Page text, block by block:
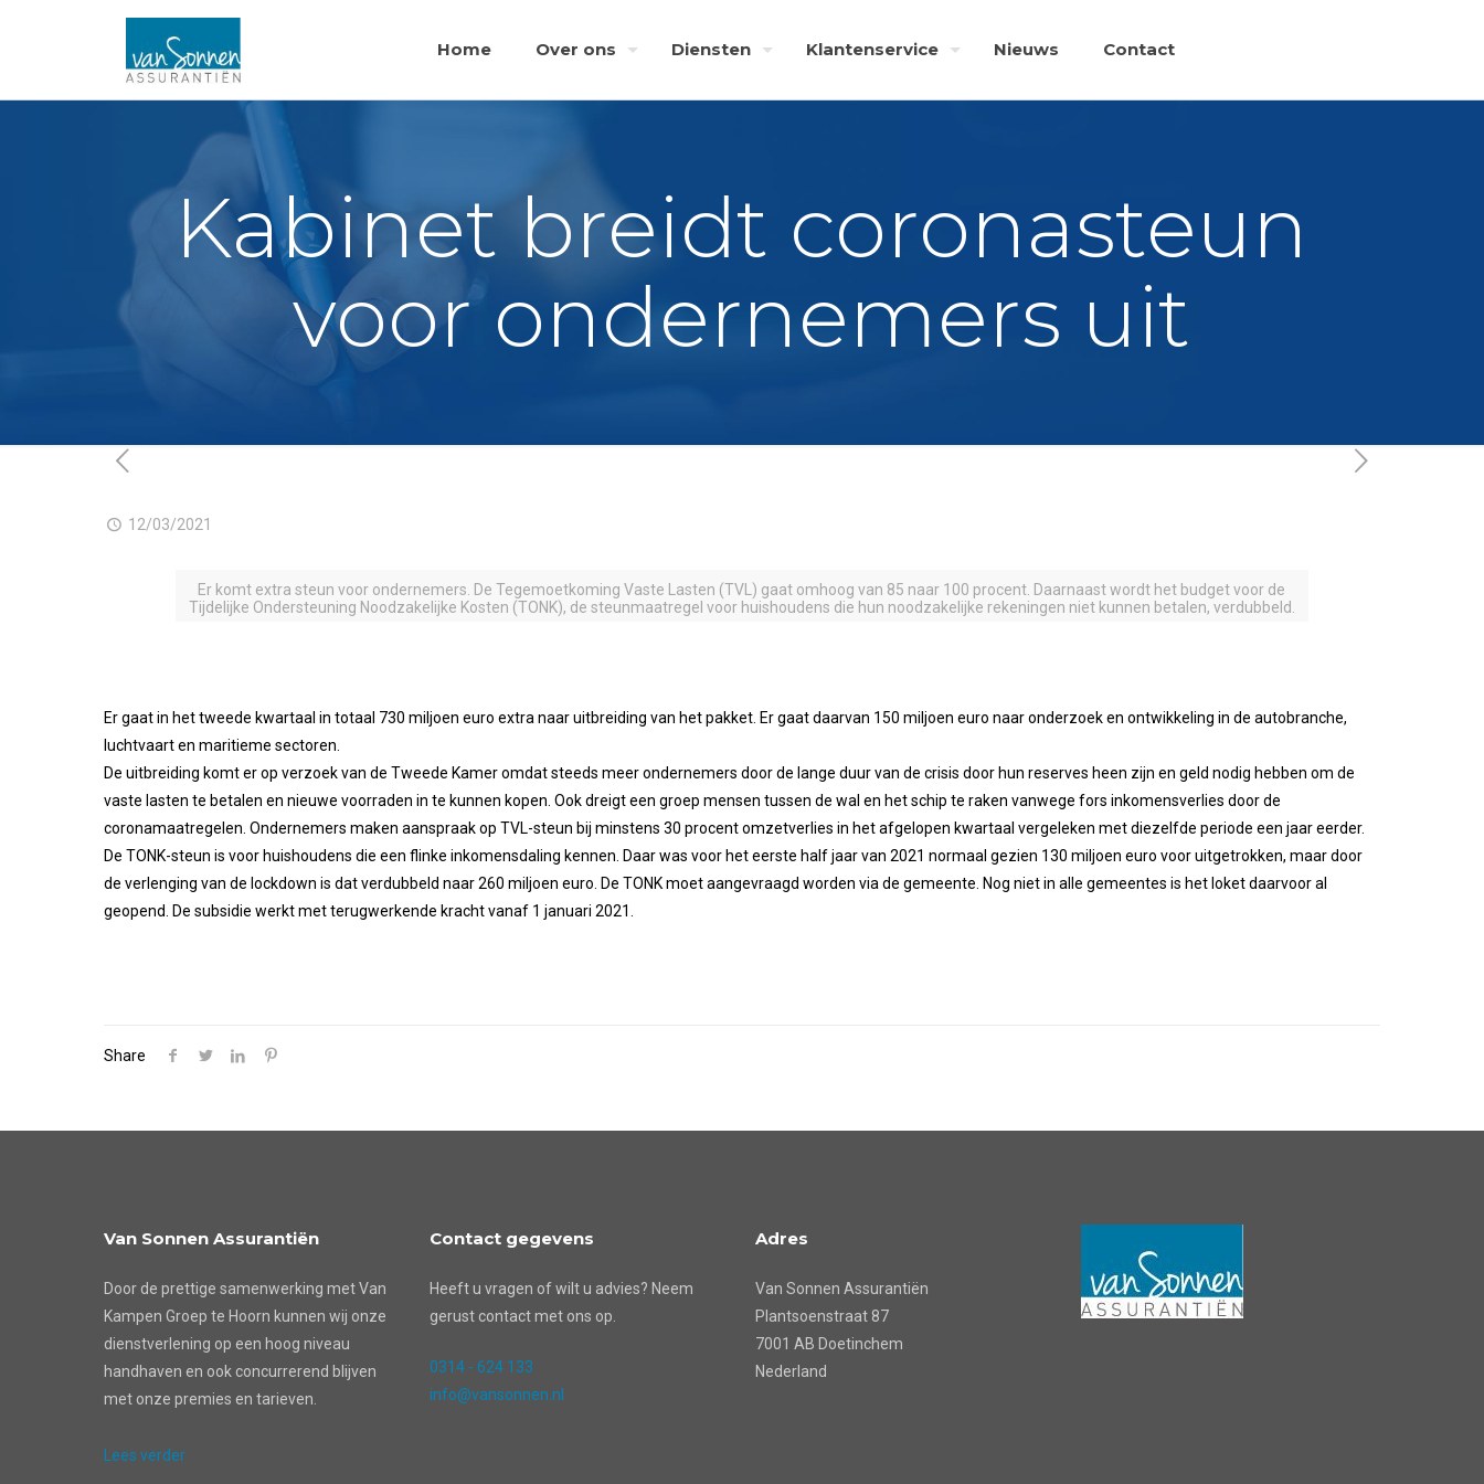
Home Over ons Diensten Klantenservice Nieuws Contact
Kabinet breidt coronasteun
voor ondernemers uit
12/03/2021
Er komt extra steun voor ondernemers. De Tegemoetkoming Vaste Lasten (TVL) gaat omhoog van 85 naar 100 procent. Daarnaast wordt het budget voor de
Tijdelijke Ondersteuning Noodzakelijke Kosten (TONK), de steunmaatregel voor huishoudens die hun noodzakelijke rekeningen niet kunnen betalen, verdubbeld.
Er gaat in het tweede kwartaal in totaal 730 miljoen euro extra naar uitbreiding van het pakket. Er gaat daarvan 150 miljoen euro naar onderzoek en ontwikkeling in de autobranche,
luchtvaart en maritieme sectoren.
De uitbreiding komt er op verzoek van de Tweede Kamer omdat steeds meer ondernemers door de lange duur van de crisis door hun reserves heen zijn en geld nodig hebben om de
vaste lasten te betalen en nieuwe voorraden in te kunnen kopen. Ook dreigt een groep mensen tussen de wal en het schip te raken vanwege fors inkomensverlies door de
coronamaatregelen. Ondernemers maken aanspraak op TVL-steun bij minstens 30 procent omzetverlies in het afgelopen kwartaal vergeleken met diezelfde periode een jaar eerder.
De TONK-steun is voor huishoudens die een flinke inkomensdaling kennen. Daar was voor het eerste half jaar van 2021 normaal gezien 130 miljoen euro voor uitgetrokken, maar door
de verlenging van de lockdown is dat verdubbeld naar 260 miljoen euro. De TONK moet aangevraagd worden via de gemeente. Nog niet in alle gemeentes is het loket daarvoor al
geopend. De subsidie werkt met terugwerkende kracht vanaf 1 januari 2021.
Share
Van Sonnen Assurantiën
Door de prettige samenwerking met Van
Kampen Groep te Hoorn kunnen wij onze
dienstverlening op een hoog niveau
handhaven en ook concurrerend blijven
met onze premies en tarieven.
Lees verder
Contact gegevens
Heeft u vragen of wilt u advies? Neem
gerust contact met ons op.
0314 - 624 133
info@vansonnen.nl
Adres
Van Sonnen Assurantiën
Plantsoenstraat 87
7001 AB Doetinchem
Nederland